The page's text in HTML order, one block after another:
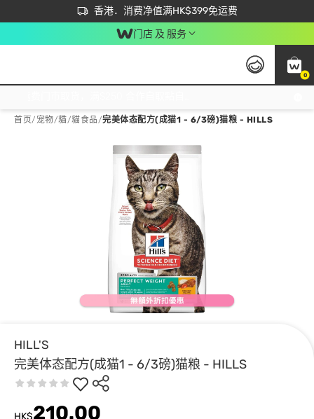
香港．消费净值满HK$399免运费
立即成为易赏钱会员尽享独家优惠
首次APP下单买满$450 输入 NEWAPP 即减$50
门店 及 服务
0
首页/ 宠物/貓/貓食品/完美体态配方(成猫1 - 6/3磅)猫粮 - HILLS
HILL'S
完美体态配方(成猫1 - 6/3磅)猫粮 - HILLS
HK$210.00